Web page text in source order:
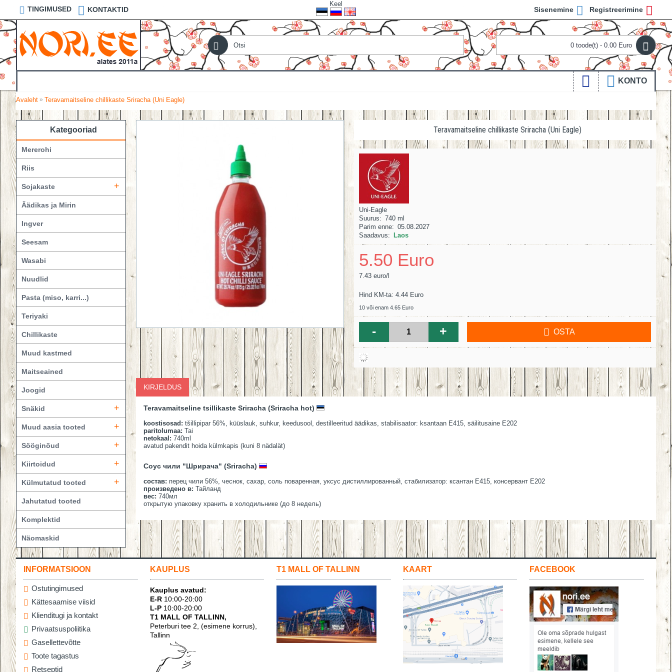
TINGIMUSED KONTAKTID
Keel
Sisenemine Registreerimine
0 toode(t) - 0.00 Euro
KONTO
Avaleht » Teravamaitseline chillikaste Sriracha (Uni Eagle)
Kategooriad
Mererohi
Riis
Sojakaste +
Äädikas ja Mirin
Ingver
Seesam
Wasabi
Nuudlid
Pasta (miso, karri...)
Teriyaki
Сhillikaste
Muud kastmed
Maitseained
Joogid
Snäkid +
Muud aasia tooted +
Sööginõud +
Kiirtoidud +
Külmutatud tooted +
Jahutatud tooted
Komplektid
Näomaskid
Teravamaitseline chillikaste Sriracha (Uni Eagle)
Uni-Eagle
Suurus: 740 ml
Parim enne: 05.08.2027
Saadavus:
Laos
5.50 Euro
7.43 euro/l
Hind KM-ta: 4.44 Euro
10 või enam 4.65 Euro
- + OSTA
KIRJELDUS
Teravamaitseline tsillikaste Sriracha (Sriracha hot)
koostisosad: tšillipipar 56%, küüslauk, suhkur, keedusool, destilleeritud äädikas, stabilisaator: ksantaan E415, säilitusaine E202
paritolumaa: Tai
netokaal: 740ml
avatud pakendit hoida külmkapis (kuni 8 nädalät)
Соус чили "Шрирача" (Sriracha)
состав: перец чили 56%, чеснок, сахар, соль поваренная, уксус дистиллированный, стабилизатор: ксантан E415, консервант E202
произведено в: Тайланд
вес: 740мл
открытую упаковку хранить в холодильнике (до 8 недель)
INFORMATSIOON
Ostutingimused
Kättesaamise viisid
Klienditugi ja kontakt
Privaatsuspoliitika
Gasellettevõtte
Toote tagastus
Retseptid
KAUPLUS
Kauplus avatud:
E-R 10:00-20:00
L-P 10:00-20:00
T1 MALL OF TALLINN,
Peterburi tee 2, (esimene korrus),
Tallinn
T1 MALL OF TALLINN KAART FACEBOOK